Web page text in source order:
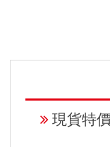
現貨特